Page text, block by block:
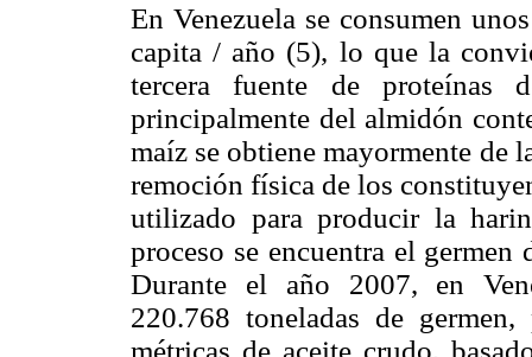
En Venezuela se consumen
capita / año (5), lo que la
tercera fuente de proteínas
principalmente del almidón
maíz se obtiene mayormente de
remoción física de los
utilizado para producir la
proceso se encuentra el
Durante el año 2007, en
220.768 toneladas de
métricas de aceite crudo,